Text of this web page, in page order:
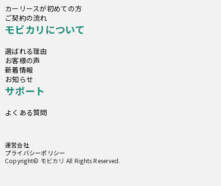
カーリースが初めての方
ご契約の流れ
モビカリについて
選ばれる理由
お客様の声
新着情報
お知らせ
サポート
よくある質問
運営会社
プライバシーポリシー
Copyright© モビカリ All Rights Reserved.